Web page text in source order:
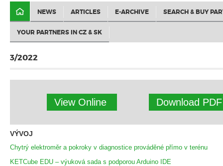
NEWS ARTICLES E-ARCHIVE SEARCH & BUY
YOUR PARTNERS IN CZ & SK
3/2022
View Online Download
VÝVOJ
Chytrý elektroměr a pokroky v diagnostice prováděné přímo v terénu
KETCube EDU – výuková sada s podporou Arduino IDE